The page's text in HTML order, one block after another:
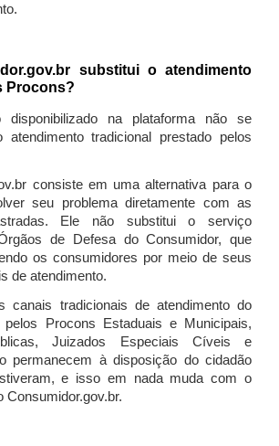
substitui o atendimento
Procons?
na plataforma não se
tradicional prestado pelos
consiste em uma alternativa para o
seu problema diretamente com as
Ele não substitui o serviço
de Defesa do Consumidor, que
os consumidores por meio de seus
de atendimento.
canais tradicionais de atendimento do
pelos Procons Estaduais e Municipais,
Juizados Especiais Cíveis e
permanecem à disposição do cidadão
e isso em nada muda com o
Consumidor.gov.br.